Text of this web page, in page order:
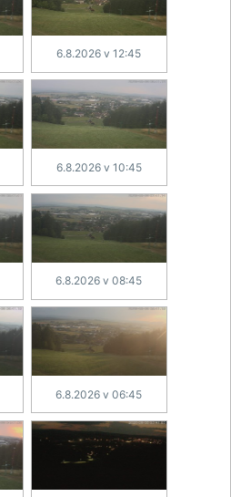
6.8.2026 v 12:45
6.8.2026 v 10:45
6.8.2026 v 08:45
6.8.2026 v 06:45